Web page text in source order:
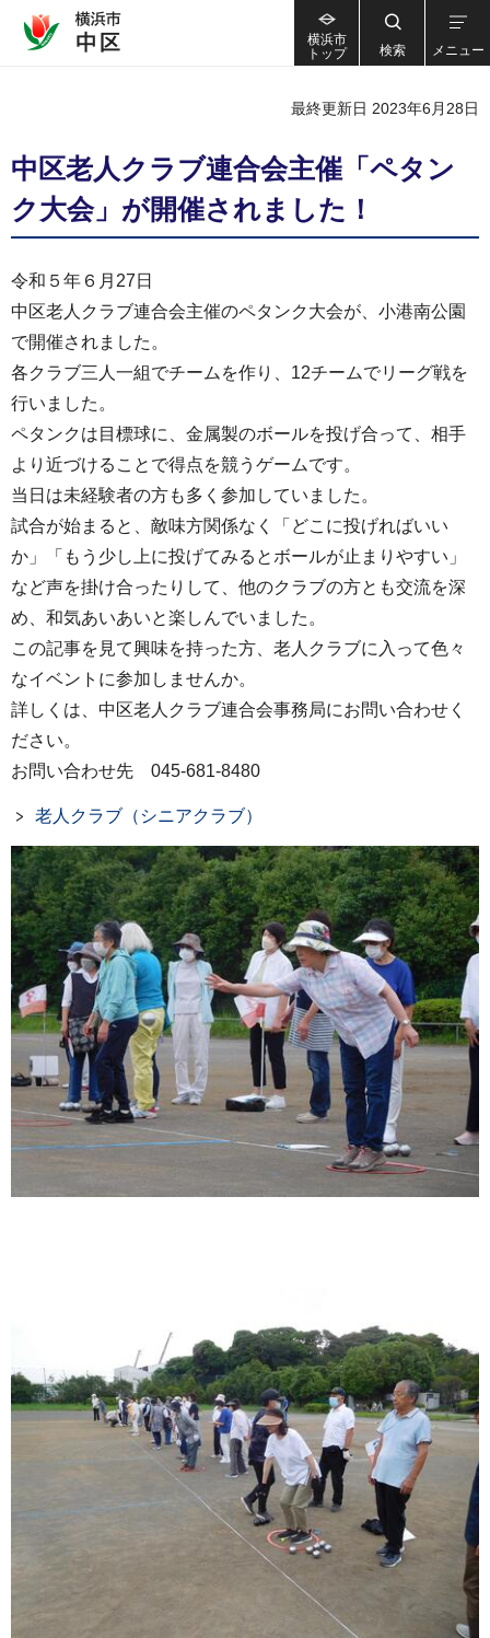
横浜市
トップ
検索 メニュー
最終更新日 2023年6月28日
中区老人クラブ連合会主催「ペタン
ク大会」が開催されました！
令和５年６月27日
中区老人クラブ連合会主催のペタンク大会が、小港南公園
で開催されました。
各クラブ三人一組でチームを作り、12チームでリーグ戦を
行いました。
ペタンクは目標球に、金属製のボールを投げ合って、相手
より近づけることで得点を競うゲームです。
当日は未経験者の方も多く参加していました。
試合が始まると、敵味方関係なく「どこに投げればいい
か」「もう少し上に投げてみるとボールが止まりやすい」
など声を掛け合ったりして、他のクラブの方とも交流を深
め、和気あいあいと楽しんでいました。
この記事を見て興味を持った方、老人クラブに入って色々
なイベントに参加しませんか。
詳しくは、中区老人クラブ連合会事務局にお問い合わせく
ださい。
お問い合わせ先 045-681-8480
老人クラブ（シニアクラブ）